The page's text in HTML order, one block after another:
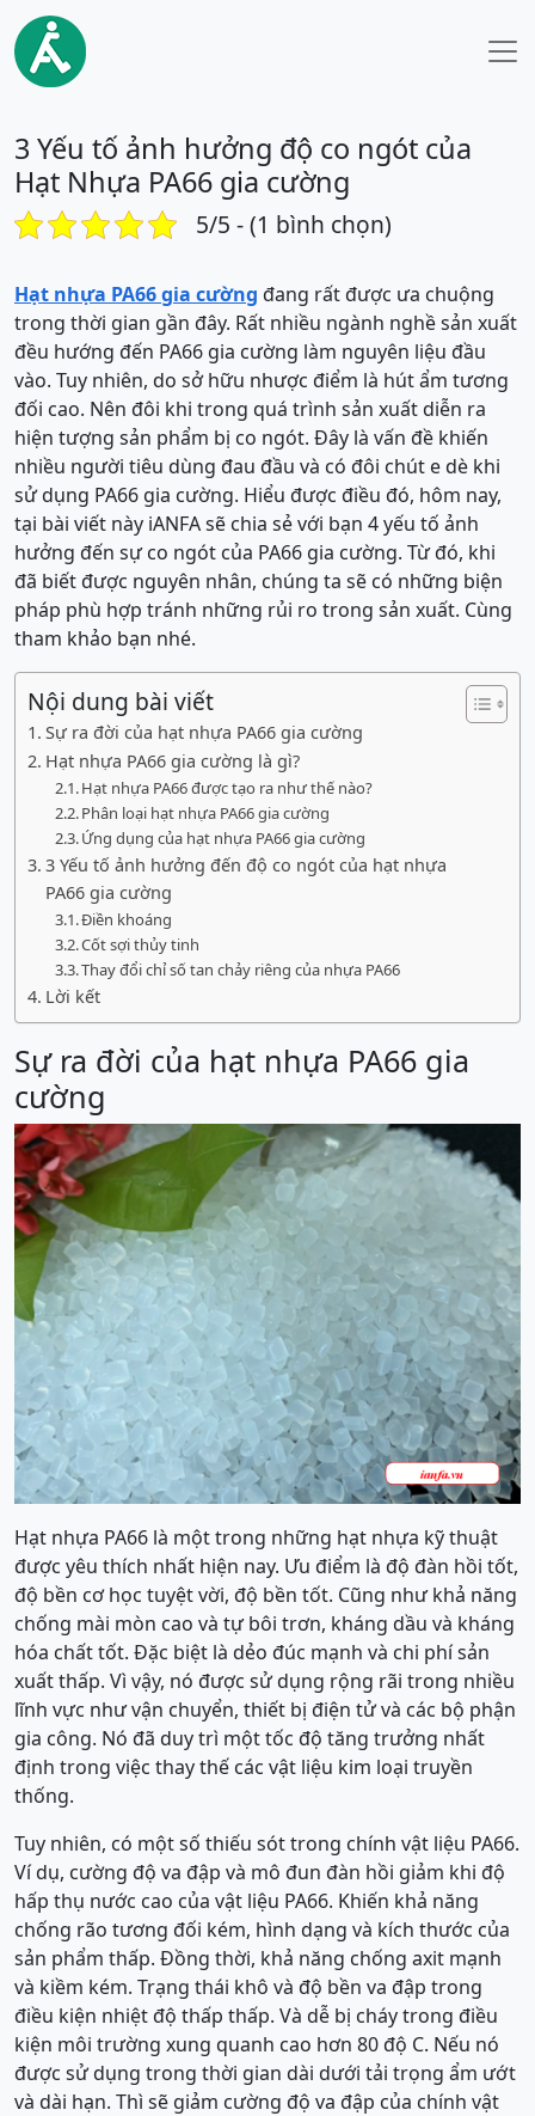
3 Yếu tố ảnh hưởng độ co ngót của
Hạt Nhựa PA66 gia cường
5/5 - (1 bình chọn)
Hạt nhựa PA66 gia cường đang rất được ưa chuộng
trong thời gian gần đây. Rất nhiều ngành nghề sản xuất
đều hướng đến PA66 gia cường làm nguyên liệu đầu
vào. Tuy nhiên, do sở hữu nhược điểm là hút ẩm tương
đối cao. Nên đôi khi trong quá trình sản xuất diễn ra
hiện tượng sản phẩm bị co ngót. Đây là vấn đề khiến
nhiều người tiêu dùng đau đầu và có đôi chút e dè khi
sử dụng PA66 gia cường. Hiểu được điều đó, hôm nay,
tại bài viết này iANFA sẽ chia sẻ với bạn 4 yếu tố ảnh
hưởng đến sự co ngót của PA66 gia cường. Từ đó, khi
đã biết được nguyên nhân, chúng ta sẽ có những biện
pháp phù hợp tránh những rủi ro trong sản xuất. Cùng
tham khảo bạn nhé.
Nội dung bài viết
Sự ra đời của hạt nhựa PA66 gia cường
Hạt nhựa PA66 gia cường là gì?
Hạt nhựa PA66 được tạo ra như thế nào?
Phân loại hạt nhựa PA66 gia cường
Ứng dụng của hạt nhựa PA66 gia cường
3 Yếu tố ảnh hưởng đến độ co ngót của hạt nhựa
PA66 gia cường
Điền khoáng
Cốt sợi thủy tinh
Thay đổi chỉ số tan chảy riêng của nhựa PA66
Lời kết
Sự ra đời của hạt nhựa PA66 gia
cường
Hạt nhựa PA66 là một trong những hạt nhựa kỹ thuật
được yêu thích nhất hiện nay. Ưu điểm là độ đàn hồi tốt,
độ bền cơ học tuyệt vời, độ bền tốt. Cũng như khả năng
chống mài mòn cao và tự bôi trơn, kháng dầu và kháng
hóa chất tốt. Đặc biệt là dẻo đúc mạnh và chi phí sản
xuất thấp. Vì vậy, nó được sử dụng rộng rãi trong nhiều
lĩnh vực như vận chuyển, thiết bị điện tử và các bộ phận
gia công. Nó đã duy trì một tốc độ tăng trưởng nhất
định trong việc thay thế các vật liệu kim loại truyền
thống.
Tuy nhiên, có một số thiếu sót trong chính vật liệu PA66.
Ví dụ, cường độ va đập và mô đun đàn hồi giảm khi độ
hấp thụ nước cao của vật liệu PA66. Khiến khả năng
chống rão tương đối kém, hình dạng và kích thước của
sản phẩm thấp. Đồng thời, khả năng chống axit mạnh
và kiềm kém. Trạng thái khô và độ bền va đập trong
điều kiện nhiệt độ thấp thấp. Và dễ bị cháy trong điều
kiện môi trường xung quanh cao hơn 80 độ C. Nếu nó
được sử dụng trong thời gian dài dưới tải trọng ẩm ướt
và dài hạn. Thì sẽ giảm cường độ va đập của chính vật